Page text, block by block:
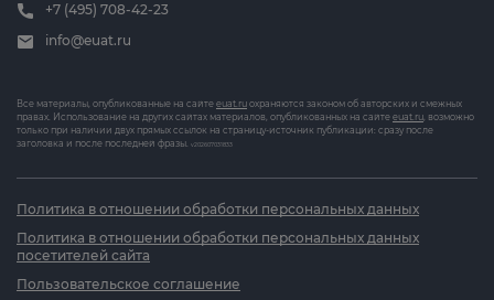
+7 (495) 708-42-23
info@euat.ru
Все материалы, опубликованные на сайте euat.ru охраняются законом об авторских и смежных
правах. Использование на других сайтах материалов, опубликованных на сайте euat.ru, возможно
только при наличии двух прямых ссылок на страницу-источник публикации: сразу после
заголовка и после последней фразы. v202607031833
Политика в отношении обработки персональных данных
Политика в отношении обработки персональных данных
посетителей сайта
Пользовательское соглашение